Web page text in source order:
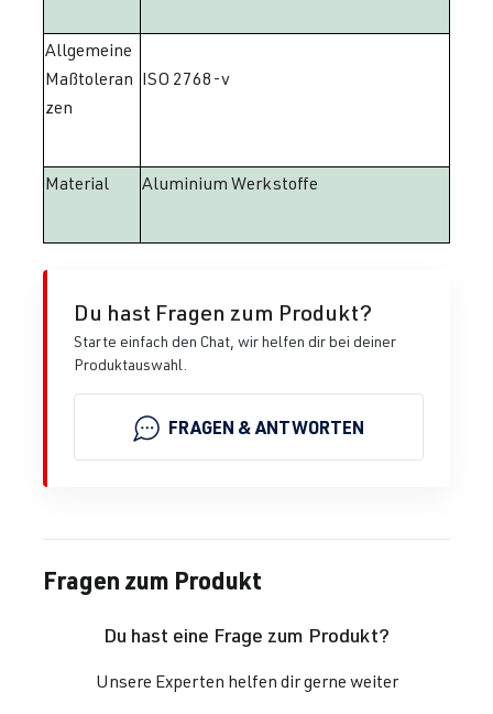
Allgemeine
Maßtoleran
zen
ISO 2768-v
Material Aluminium Werkstoffe
Du hast Fragen zum Produkt?
Starte einfach den Chat, wir helfen dir bei deiner
Produktauswahl.
FRAGEN & ANTWORTEN
Fragen zum Produkt
Du hast eine Frage zum Produkt?
Unsere Experten helfen dir gerne weiter